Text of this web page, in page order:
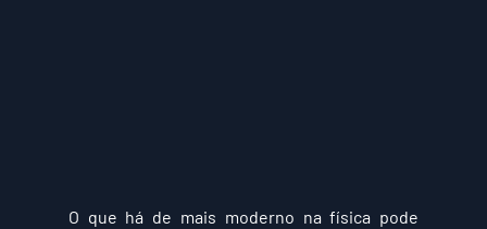
O que há de mais moderno na física pode